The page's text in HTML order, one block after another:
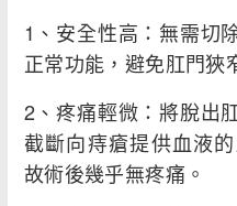
1、安全性高：無需切
正常功能，避免肛門狹
2、疼痛輕微：將脫出
截斷向痔瘡提供血液
故術後幾乎無疼痛。